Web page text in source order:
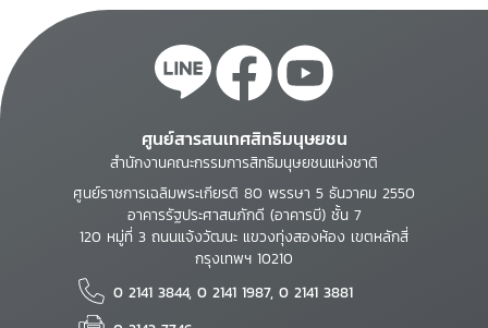
ศูนย์สารสนเทศสิทธิมนุษยชน
สำนักงานคณะกรรมการสิทธิมนุษยชนแห่งชาติ
ศูนย์ราชการเฉลิมพระเกียรติ 80 พรรษา 5 ธันวาคม 2550
อาคารรัฐประศาสนภักดี (อาคารบี) ชั้น 7
120 หมู่ที่ 3 ถนนแจ้งวัฒนะ แขวงทุ่งสองห้อง เขตหลักสี่
กรุงเทพฯ 10210
0 2141 3844, 0 2141 1987, 0 2141 3881